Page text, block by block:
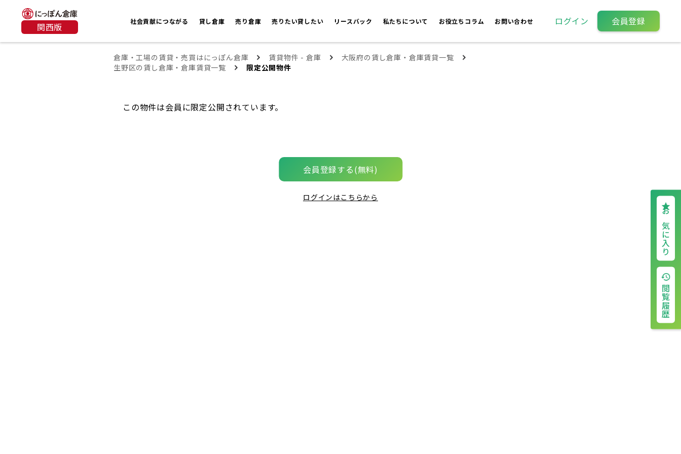
関西版 社会貢献につながる 貸し倉庫 売り倉庫 売りたい貸したい リースバック 私たちについて お役立ちコラム お問い合わせ ログイン 会員登録
倉庫・工場の賃貸・売買はにっぽん倉庫 賃貸物件 - 倉庫
大阪府の賃し倉庫・倉庫賃貸一覧
生野区の賃し倉庫・倉庫賃貸一覧
限定公開物件
お気に入り
閲覧履歴
この物件は会員に限定公開されています。
会員登録する(無料)
ログインはこちらから